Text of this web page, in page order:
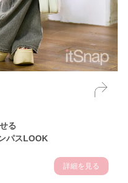
る
パスLOOK
詳細を見る